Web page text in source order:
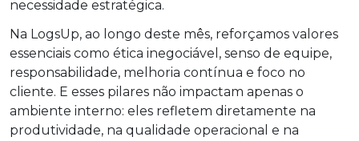
necessidade estratégica.
Na LogsUp, ao longo deste mês, reforçamos valores
essenciais como ética inegociável, senso de equipe,
responsabilidade, melhoria contínua e foco no
cliente. E esses pilares não impactam apenas o
ambiente interno: eles refletem diretamente na
produtividade, na qualidade operacional e na